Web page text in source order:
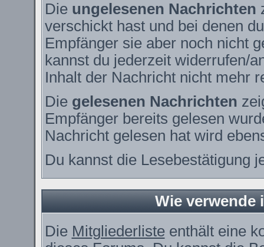
Die ungelesenen Nachrichten
verschickt hast und bei denen
Empfänger sie aber noch nicht
kannst du jederzeit widerrufen/
Inhalt der Nachricht nicht mehr
Die gelesenen Nachrichten
Empfänger bereits gelesen
Nachricht gelesen hat wird
Du kannst die Lesebestätigung
Wie verwende
Die Mitgliederlisteenthält eine